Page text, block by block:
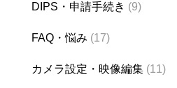
DIPS・申請手続き (9)
FAQ・悩み (17)
カメラ設定・映像編集 (11)